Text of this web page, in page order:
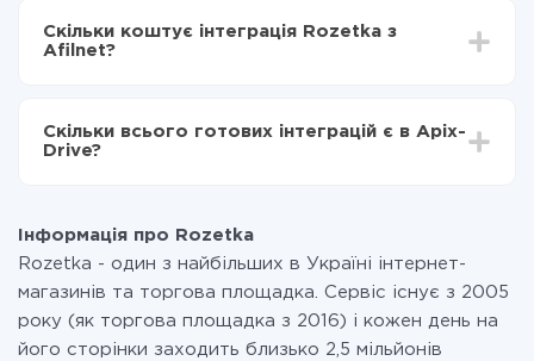
Rozetka в Afilnet
становити від 5-ти до 30-хвилин. У середньому
налаштування займає 10-15 хвилин.
Скільки коштує інтеграція Rozetka з
Afilnet?
Ви оплачуєте лише кількість даних, які за фактом
передаються з однієї вашої системи в іншу через
при необхідності. Детальніше про
Скільки всього готових інтеграцій є в Apix-
Drive?
Інформація про Rozetka
Rozetka - один з найбільших в Україні інтернет-
магазинів та торгова площадка. Сервіс існує з 2005
року (як торгова площадка з 2016) і кожен день на
його сторінки заходить близько 2,5 мільйонів